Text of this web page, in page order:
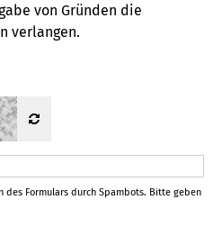
von Gründen die
verlangen.
des Formulars durch Spambots. Bitte geben